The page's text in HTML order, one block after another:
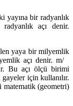
yayına bir radyanlık
açı denir.
yaya bir milyemlik
açı denir. m/
Bu açı ölçü birimi
için kullanılır.
(geometri)